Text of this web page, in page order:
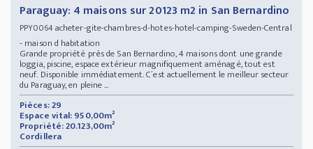
Paraguay: 4 maisons sur 20123 m2 in San Bernardino
PPY0064acheter-gite-chambres-d-hotes-hotel-camping-Sweden-Central
- maison d habitation
Grande propriété près de San Bernardino, 4 maisons dont une grande
loggia, piscine, espace extérieur magnifiquement aménagé, tout est
neuf. Disponible immédiatement. C´est actuellement le meilleur secteur
du Paraguay, en pleine ...
Pièces: 29
Espace vital: 950,00m²
Propriété: 20.123,00m²
Cordillera